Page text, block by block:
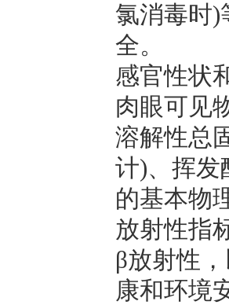
氯消毒时)
全。
感官性状
肉眼可见
溶解性总
计)、挥发
的基本物
放射性指
β放射性
康和环境